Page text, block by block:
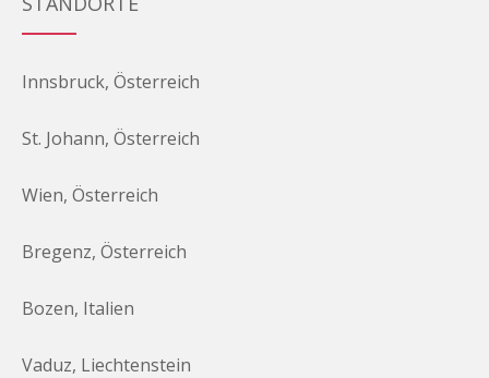
Innsbruck, Österreich
St. Johann, Österreich
Wien, Österreich
Bregenz, Österreich
Bozen, Italien
Vaduz, Liechtenstein